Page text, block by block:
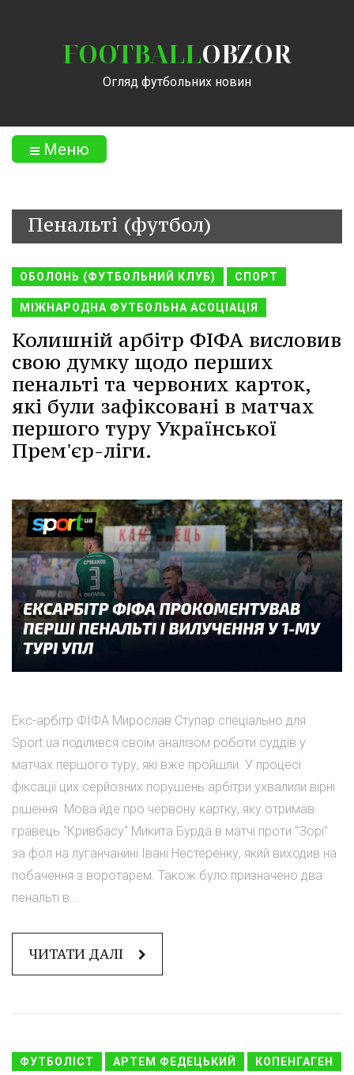
FOOTBALLOBZOR
Огляд футбольних новин
Меню
Пенальті (футбол)
ОБОЛОНЬ (ФУТБОЛЬНИЙ КЛУБ) СПОРТ
МІЖНАРОДНА ФУТБОЛЬНА АСОЦІАЦІЯ
Колишній арбітр ФІФА висловив
свою думку щодо перших
пенальті та червоних карток,
які були зафіксовані в матчах
першого туру Української
Прем'єр-ліги.
Екс-арбітр ФІФА Мирослав Ступар спеціально для
Sport.ua поділився своїм аналізом роботи суддів у
матчах першого туру, які вже пройшли. У процесі
фіксації цих серйозних порушень арбітри ухвалили вірні
рішення. Мова йде про червону картку, яку отримав
гравець "Кривбасу" Микита Бурда в матчі проти "Зорі"
за фол на луганчанині Івані Нестеренку, який виходив на
побачення з воротарем. Також було призначено два
пенальті в...
ЧИТАТИ ДАЛІ
ФУТБОЛІСТ АРТЕМ ФЕДЕЦЬКИЙ КОПЕНГАГЕН